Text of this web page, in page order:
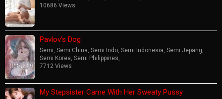
10686 Views
Pavlov’s Dog
Semi, Semi China, Semi Indo, Semi Indonesia, Semi Jepang,
Semi Korea, Semi Philippines,
7712 Views
My Stepsister Came With Her Sweaty Pussy